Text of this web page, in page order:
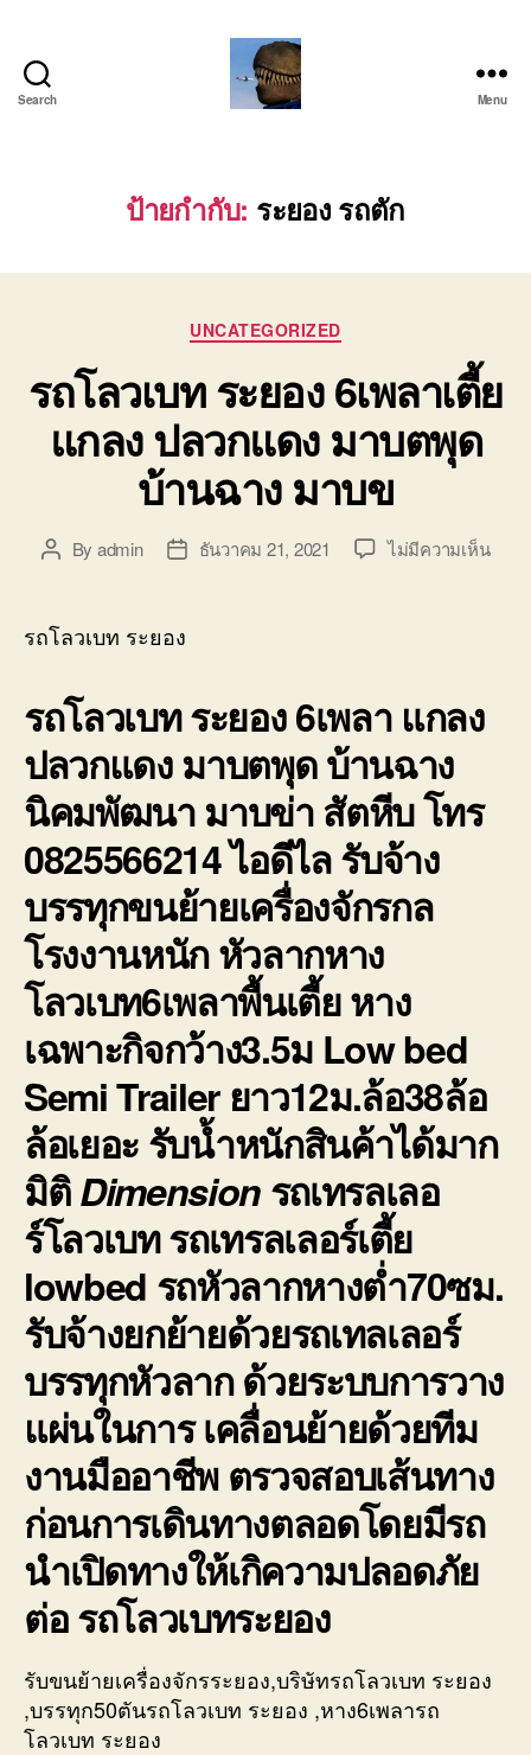
Search
เบท
เฉพาะ
พิเศษ
เครื่องจักร
โทร
0818900005
Menu
ป้ายกำกับ: ระยอง รถตัก
Categories
UNCATEGORIZED
รถโลวเบท ระยอง 6เพลาเตี้ย
แกลง ปลวกแดง มาบตพุด
บ้านฉาง มาบข
PostBy admin
Postธันวาคม 21, 2021 ไม่มีความเห็นบน
รถโลวเบท ระยอง
รถโลวเบท ระยอง 6เพลา แกลง
ปลวกแดง มาบตพุด บ้านฉาง
นิคมพัฒนา มาบข่า สัตหีบ โทร
0825566214 ไอดีไล รับจ้าง
บรรทุกขนย้ายเครื่องจักรกล
โรงงานหนัก หัวลากหาง
โลวเบท6เพลาพื้นเตี้ย หาง
เฉพาะกิจกว้าง3.5ม Low bed
Semi Trailer ยาว12ม.ล้อ38ล้อ
ล้อเยอะ รับน้ำหนักสินค้าได้มาก
มิติDimensionรถเทรลเลอ
ร์โลวเบท รถเทรลเลอร์เตี้ย
lowbed รถหัวลากหางต่ำ70ซม.
รับจ้างยกย้ายด้วยรถเทลเลอร์
บรรทุกหัวลาก ด้วยระบบการวาง
แผ่นในการ เคลื่อนย้ายด้วยทีม
งานมืออาชีพ ตรวจสอบเส้นทาง
ก่อนการเดินทางตลอดโดยมีรถ
นำเปิดทางให้เกิความปลอดภัย
ต่อ รถโลวเบทระยอง
รับขนย้ายเครื่องจักรระยอง,บริษัทรถโลวเบท ระยอง
,บรรทุก50ตันรถโลวเบท ระยอง ,หาง6เพลารถ
โลวเบท ระยอง